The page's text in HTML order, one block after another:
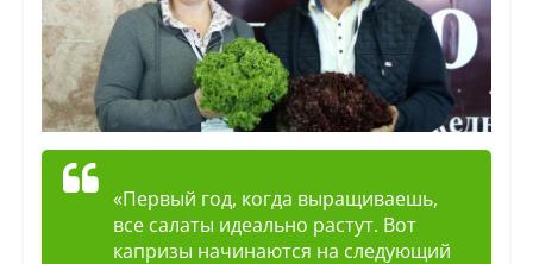
«Первый год, когда выращиваешь,
все салаты идеально растут. Вот
капризы начинаются на следующий